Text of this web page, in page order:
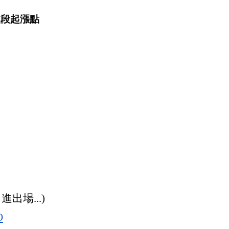
起漲點
出場...)